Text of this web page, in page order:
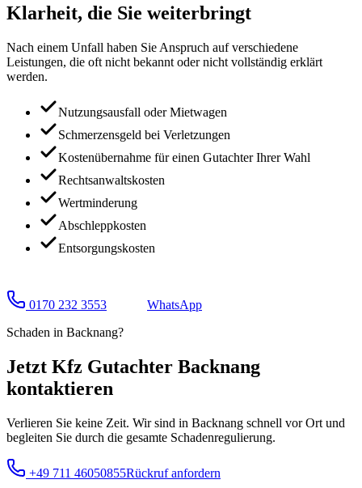
Klarheit, die Sie weiterbringt
Nach einem Unfall haben Sie Anspruch auf verschiedene
Leistungen, die oft nicht bekannt oder nicht vollständig erklärt
werden.
Nutzungsausfall oder Mietwagen
Schmerzensgeld bei Verletzungen
Kostenübernahme für einen Gutachter Ihrer Wahl
Rechtsanwaltskosten
Wertminderung
Abschleppkosten
Entsorgungskosten
0170 232 3553
WhatsApp
Schaden in Backnang?
Jetzt Kfz Gutachter Backnang
kontaktieren
Verlieren Sie keine Zeit. Wir sind in Backnang schnell vor Ort und
begleiten Sie durch die gesamte Schadenregulierung.
+49 711 46050855Rückruf anfordern